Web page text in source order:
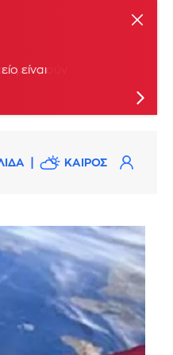
είναι
ΚΑΙΡΟΣ